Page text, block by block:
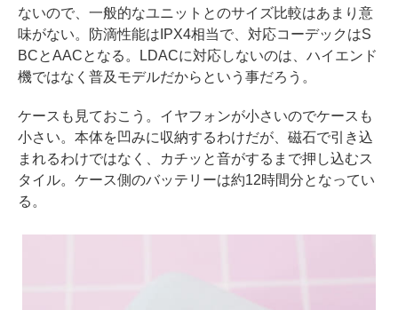
ないので、一般的なユニットとのサイズ比較はあまり意
味がない。防滴性能はIPX4相当で、対応コーデックはS
BCとAACとなる。LDACに対応しないのは、ハイエンド
機ではなく普及モデルだからという事だろう。
ケースも見ておこう。イヤフォンが小さいのでケースも
小さい。本体を凹みに収納するわけだが、磁石で引き込
まれるわけではなく、カチッと音がするまで押し込むス
タイル。ケース側のバッテリーは約12時間分となってい
る。